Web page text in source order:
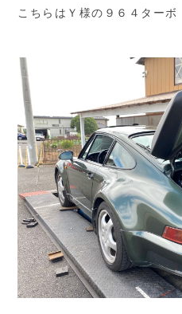
こちらはＹ様の９６４ターボ